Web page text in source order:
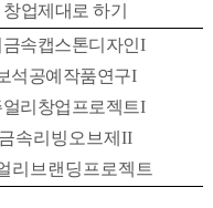
창업제대로 하기
금속캡스톤디자인 I
석공예작품연구I
얼리창업프로젝트I
금속리빙오브제II
리브랜딩프로젝트